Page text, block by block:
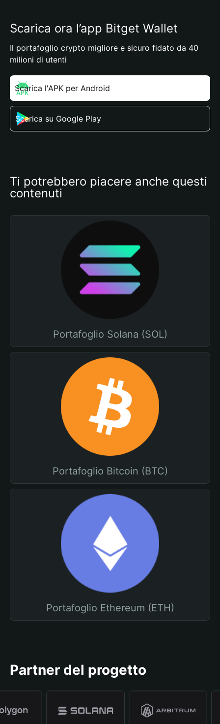
Scarica ora l’app Bitget Wallet
Il portafoglio crypto migliore e sicuro fidato da 40
milioni di utenti
Scarica l'APK per Android
Scarica su Google Play
Ti potrebbero piacere anche questi
contenuti
Portafoglio Solana (SOL)
Portafoglio Bitcoin (BTC)
Portafoglio Ethereum (ETH)
Partner del progetto